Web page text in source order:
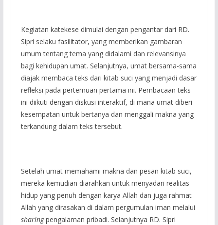
Kegiatan katekese dimulai dengan pengantar dari RD.
Sipri selaku fasilitator, yang memberikan gambaran
umum tentang tema yang didalami dan relevansinya
bagi kehidupan umat. Selanjutnya, umat bersama-sama
diajak membaca teks dari kitab suci yang menjadi dasar
refleksi pada pertemuan pertama ini. Pembacaan teks
ini diikuti dengan diskusi interaktif, di mana umat diberi
kesempatan untuk bertanya dan menggali makna yang
terkandung dalam teks tersebut.
Setelah umat memahami makna dan pesan kitab suci,
mereka kemudian diarahkan untuk menyadari realitas
hidup yang penuh dengan karya Allah dan juga rahmat
Allah yang dirasakan di dalam pergumulan iman melalui
sharingpengalaman pribadi. Selanjutnya RD. Sipri